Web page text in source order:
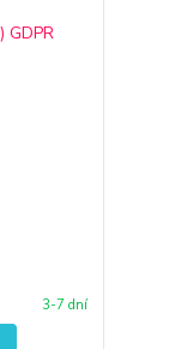
3-7 dní